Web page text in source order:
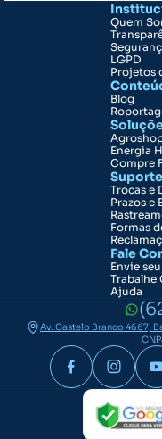
Quem
LGPD
Projetos
Blog
Energia
Compre
Trocas e
Prazos e
Formas
Fale
Envie
Trabalhe
Ajuda
Av. Castelo Branco 4667,